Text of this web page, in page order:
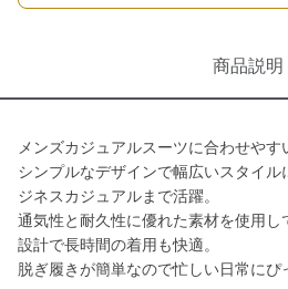
商品説明
メンズカジュアルスーツに合わせやす
シンプルなデザインで幅広いスタイ
ジネスカジュアルまで活躍。
通気性と耐久性に優れた素材を使用
設計で長時間の着用も快適。
脱ぎ履きが簡単なので忙しい日常にぴ